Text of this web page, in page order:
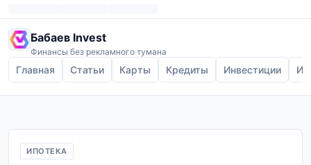
Бабаев Invest
Финансы без рекламного тумана
Главная Статьи Карты Кредиты Инвестиции
ИПОТЕКА